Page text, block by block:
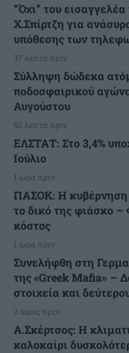
“Όχι” του
Χ.Σπίρτζη για
υπόθεσης των
37 λεπτά πριν
Σύλληψη δώδεκα
ποδοσφαιρικού
Αυγούστου
52 λεπτά πριν
ΕΛΣΤΑΤ: Στο 3,4%
Ιούλιο
1 ώρα πριν
ΠΑΣΟΚ: Η κυβέρνηση
το δικό της φιάσκο –
κόστος
1 ώρα πριν
Συνελήφθη στη
της «Greek Mafia» –
στοιχεία και
2 ώρες πριν
A.Σκέρτσος: Η
καλοκαίρι